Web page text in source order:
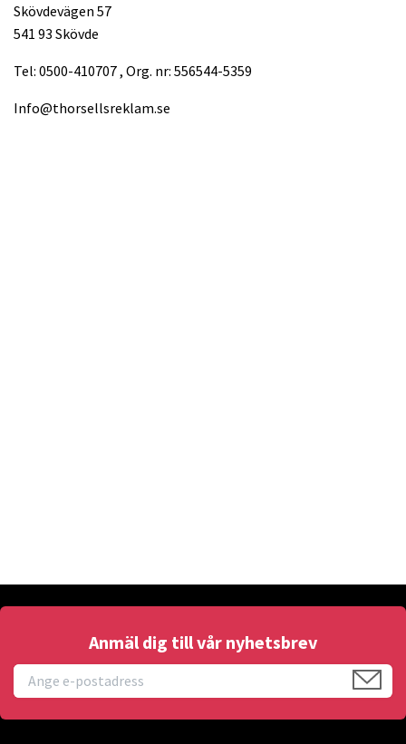
Skövdevägen 57
541 93 Skövde
Tel: 0500-410707 , Org. nr: 556544-5359
Info@thorsellsreklam.se
Anmäl dig till vår nyhetsbrev